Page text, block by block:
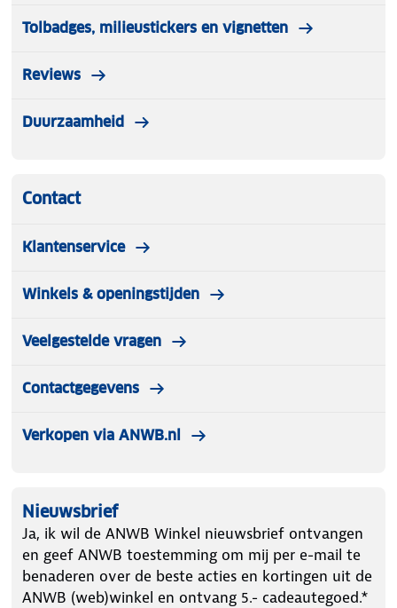
Tolbadges, milieustickers en vignetten
Reviews
Duurzaamheid
Contact
Klantenservice
Winkels & openingstijden
Veelgestelde vragen
Contactgegevens
Verkopen via ANWB.nl
Nieuwsbrief
Ja, ik wil de ANWB Winkel nieuwsbrief ontvangen
en geef ANWB toestemming om mij per e-mail te
benaderen over de beste acties en kortingen uit de
ANWB (web)winkel en ontvang 5.- cadeautegoed.*